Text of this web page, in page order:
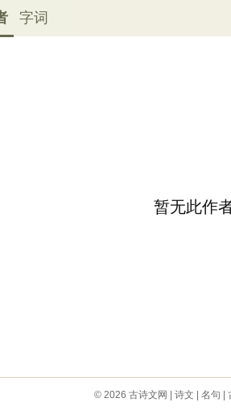
字词
暂无此作
© 2026 古诗文网 诗文 名句